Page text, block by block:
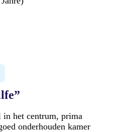
in het centrum, prima
onderhouden kamer